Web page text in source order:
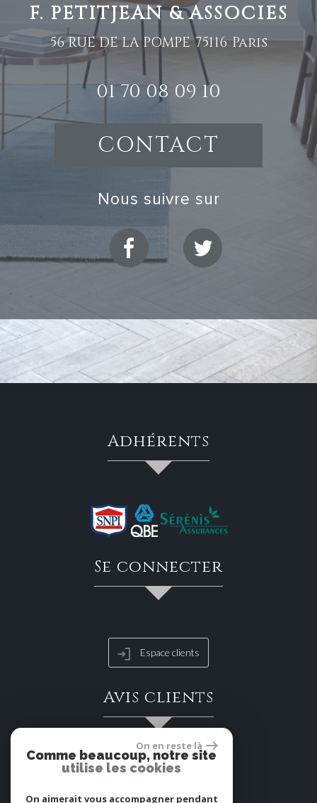
F. PETITJEAN & ASSOCIES
56 RUE DE LA POMPE 75116 Paris
01 70 08 09 10
CONTACT
nous suivre sur
adhérents
se connecter
Espace clients
avis clients
On en reste là
Comme beaucoup, notre site
utilise les cookies
On aimerait vous accompagner pendant